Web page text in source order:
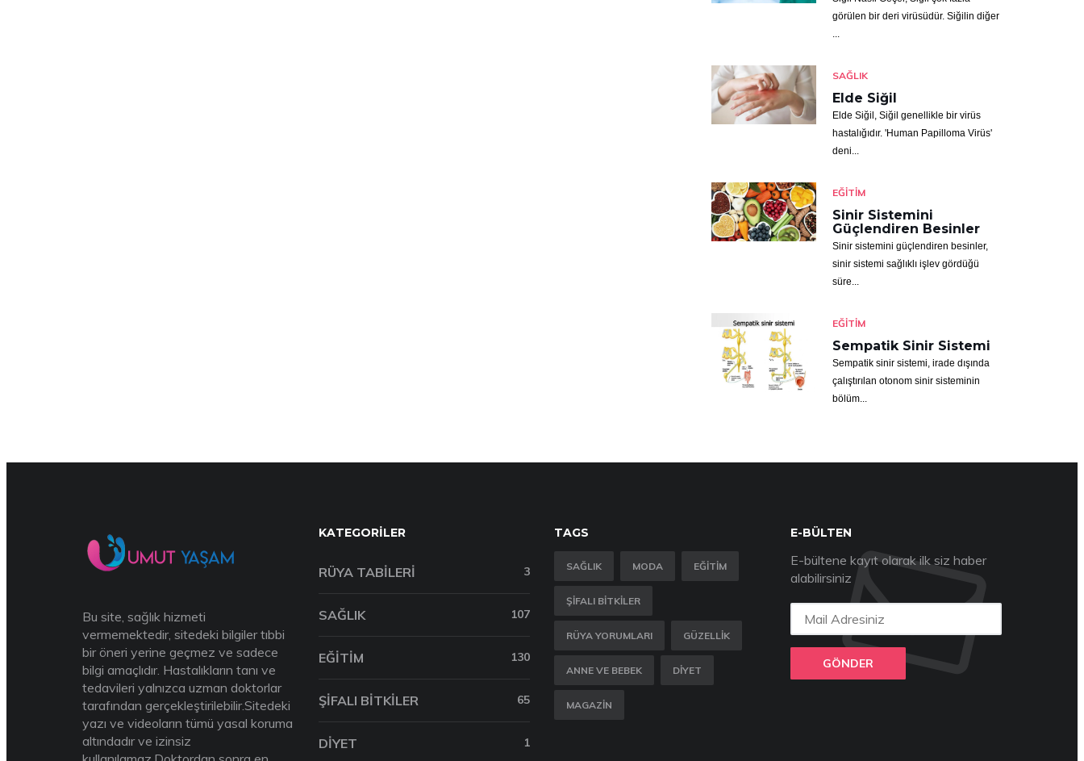
görülen bir deri virüsüdür. Siğilin diğer
...
SAĞLIK
Elde Siğil
Elde Siğil, Siğil genellikle bir virüs
hastalığıdır. 'Human Papilloma Virüs'
deni...
EĞITIM
Sinir Sistemini
Güçlendiren Besinler
Sinir sistemini güçlendiren besinler,
sinir sistemi sağlıklı işlev gördüğü
süre...
EĞITIM
Sempatik Sinir Sistemi
Sempatik sinir sistemi, irade dışında
çalıştırılan otonom sinir sisteminin
bölüm...
Bu site, sağlık hizmeti
vermemektedir, sitedeki bilgiler tıbbi
bir öneri yerine geçmez ve sadece
bilgi amaçlıdır. Hastalıkların tanı ve
tedavileri yalnızca uzman doktorlar
tarafından gerçekleştirilebilir.Sitedeki
yazı ve videoların tümü yasal koruma
altındadır ve izinsiz
KATEGORILER
RÜYA TABILERI 3
SAĞLIK 107
EĞITIM 130
ŞIFALI BITKILER 65
DIYET 1
TAGS
SAĞLIK MODA EĞITIM
ŞIFALI BITKILER
RÜYA YORUMLARI GÜZELLIK
ANNE VE BEBEK DIYET
MAGAZIN
E-BÜLTEN
E-bültene kayıt olarak ilk siz haber
alabilirsiniz
GÖNDER